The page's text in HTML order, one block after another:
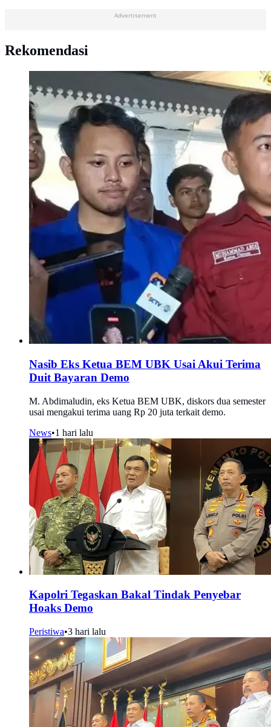
Advertisement
Rekomendasi
Nasib Eks Ketua BEM UBK Usai Akui Terima
Duit Bayaran Demo
M. Abdimaludin, eks Ketua BEM UBK, diskors dua semester
usai mengakui terima uang Rp 20 juta terkait demo.
News•1 hari lalu
Kapolri Tegaskan Bakal Tindak Penyebar
Hoaks Demo
Peristiwa•3 hari lalu